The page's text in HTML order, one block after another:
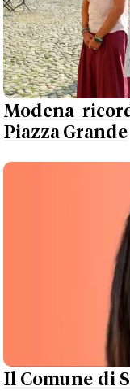
Modena
Piazza Grande
Il Comune di